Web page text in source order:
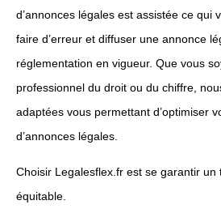
d’annonces légales est assistée ce qui
faire d’erreur et diffuser une annonce
réglementation en vigueur. Que vous
professionnel du droit ou du chiffre,
adaptées vous permettant d’optimiser
d’annonces légales.
Choisir Legalesflex.fr est se garantir un
équitable.